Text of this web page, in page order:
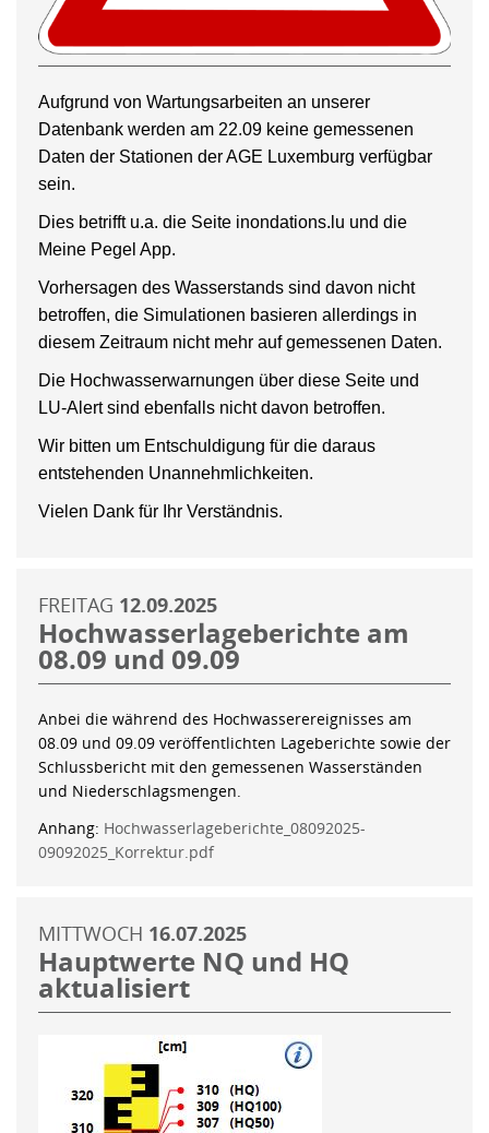
Aufgrund von Wartungsarbeiten an unserer
Datenbank werden am 22.09 keine gemessenen
Daten der Stationen der AGE Luxemburg verfügbar
sein.
Dies betrifft u.a. die Seite inondations.lu und die
Meine Pegel App.
Vorhersagen des Wasserstands sind davon nicht
betroffen, die Simulationen basieren allerdings in
diesem Zeitraum nicht mehr auf gemessenen Daten.
Die Hochwasserwarnungen über diese Seite und
LU-Alert sind ebenfalls nicht davon betroffen.
Wir bitten um Entschuldigung für die daraus
entstehenden Unannehmlichkeiten.
Vielen Dank für Ihr Verständnis.
FREITAG 12.09.2025
Hochwasserlageberichte am
08.09 und 09.09
Anbei die während des Hochwasserereignisses am
08.09 und 09.09 veröffentlichten Lageberichte sowie der
Schlussbericht mit den gemessenen Wasserständen
und Niederschlagsmengen.
Anhang: Hochwasserlageberichte_08092025-
09092025_Korrektur.pdf
MITTWOCH 16.07.2025
Hauptwerte NQ und HQ
aktualisiert